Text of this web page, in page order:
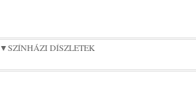
▼SZÍNHÁZI DÍSZLETEK